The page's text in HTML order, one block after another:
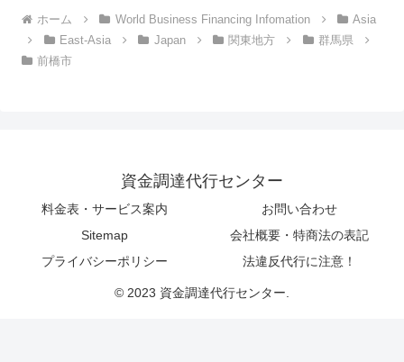
ホーム World Business Financing Infomation
Asia
East-Asia
Japan 関東地方
群馬県
前橋市
資金調達代行センター
料金表・サービス案内
お問い合わせ
Sitemap
会社概要・特商法の表記
プライバシーポリシー
法違反代行に注意！
© 2023 資金調達代行センター.